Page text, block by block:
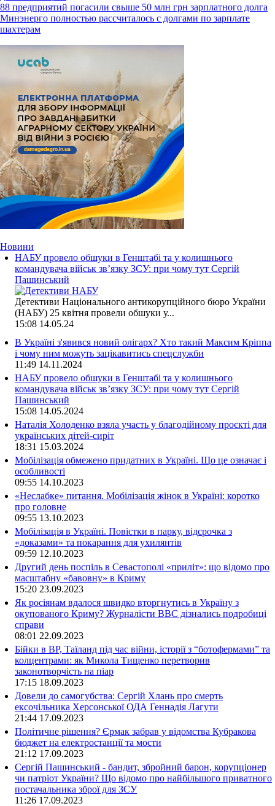
88 предприятий погасили свыше 50 млн грн зарплатного долга
Минэнерго полностью рассчиталось с долгами по зарплате
шахтерам
Новини
НАБУ провело обшуки в Генштабі та у колишнього
командувача військ зв’язку ЗСУ: при чому тут Сергій
Пашинський
Детективи Національного антикорупційного бюро України
(НАБУ) 25 квітня провели обшуки у...
15:08 14.05.24
В Україні з'явився новий олігарх? Хто такий Максим Кріппа
і чому ним можуть зацікавитись спецслужби
11:49 14.11.2024
НАБУ провело обшуки в Генштабі та у колишнього
командувача військ зв’язку ЗСУ: при чому тут Сергій
Пашинський
15:08 14.05.2024
Наталія Холоденко взяла участь у благодійному проєкті для
українських дітей-сиріт
18:31 15.03.2024
Мобілізація обмежено придатних в Україні. Що це означає і
особливості
09:55 14.10.2023
«Неслабке» питання. Мобілізація жінок в Україні: коротко
про головне
09:55 13.10.2023
Мобілізація в Україні. Повістки в парку, відсрочка з
«доказами» та покарання для ухилянтів
09:59 12.10.2023
Другий день поспіль в Севастополі «приліт»: що відомо про
масштабну «бавовну» в Криму
15:20 23.09.2023
Як росіянам вдалося швидко вторгнутись в Україну з
окупованого Криму? Журналісти ВВС дізнались подробиці
справи
08:01 22.09.2023
Бійки в ВР, Таїланд під час війни, історії з “ботофермами” та
колцентрами: як Микола Тищенко перетворив
законотворчість на піар
17:15 18.09.2023
Довели до самогубства: Сергій Хлань про смерть
ексочільника Херсонської ОДА Геннадія Лагути
21:44 17.09.2023
Політичне рішення? Єрмак забрав у відомства Кубракова
бюджет на електростанції та мости
21:12 17.09.2023
Сергій Пашинський - бандит, збройний барон, корупціонер
чи патріот України? Що відомо про найбільшого приватного
постачальника зброї для ЗСУ
11:26 17.09.2023